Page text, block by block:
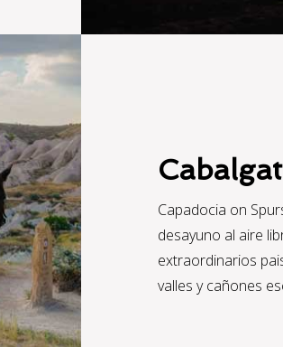
Capadocia on
desayuno al aire
extraordinarios
valles y cañones